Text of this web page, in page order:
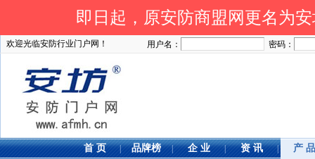
即日起，原安防商盟网更名
欢迎光临安防行业门户网！ 用户名： 密码：
首 页 | 品牌榜 | 企 业 | 资 讯 | 产 品